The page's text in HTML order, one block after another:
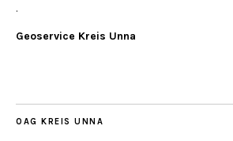
.
Geoservice Kreis Unna
OAG KREIS UNNA